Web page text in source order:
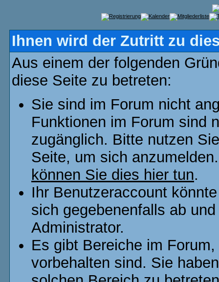
Ihnen wird der Zutritt zu
Aus einem der folgenden
diese Seite zu betreten:
Sie sind im Forum nicht
Funktionen im Forum sind
zugänglich. Bitte nutzen
Seite, um sich
können Sie dies hier tun.
Ihr Benutzeraccount
sich gegebenenfalls ab
Administrator.
Es gibt Bereiche im
vorbehalten sind. Sie